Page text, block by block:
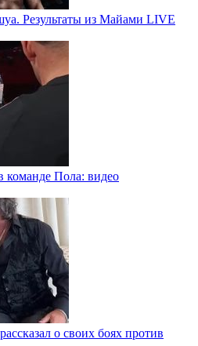
Результаты из Майами LIVE
команде Пола: видео
о своих боях против